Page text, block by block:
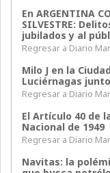
En ARGENTINA
SILVESTRE:
jubilados y al
Regresar a Diario
Milo J en la
Luciérnagas
Regresar a Diario
El Artículo 40 de
Nacional de 1949
Regresar a Diario
Navitas: la